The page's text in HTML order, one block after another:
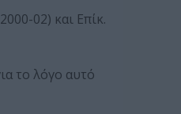
02) και Επίκ.
το λόγο αυτό